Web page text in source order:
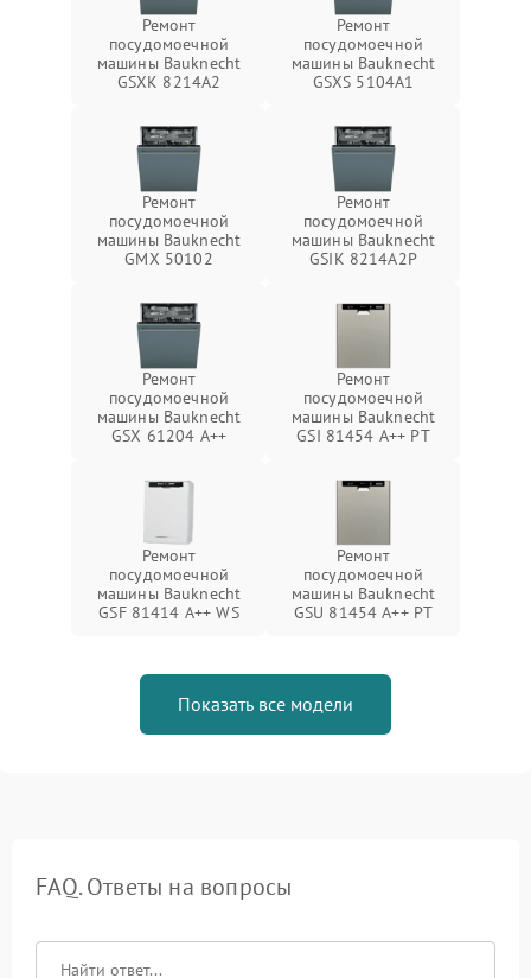
Ремонт
посудомоечной
машины Bauknecht
GSXK 8214A2
Ремонт
посудомоечной
машины Bauknecht
GSXS 5104A1
Ремонт
посудомоечной
машины Bauknecht
GMX 50102
Ремонт
посудомоечной
машины Bauknecht
GSIK 8214A2P
Ремонт
посудомоечной
машины Bauknecht
GSX 61204 A++
Ремонт
посудомоечной
машины Bauknecht
GSI 81454 A++ PT
Ремонт
посудомоечной
машины Bauknecht
GSF 81414 A++ WS
Ремонт
посудомоечной
машины Bauknecht
GSU 81454 A++ PT
Показать все модели
FAQ. Ответы на вопросы